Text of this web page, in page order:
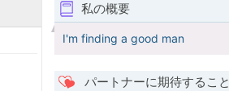
私の概要
I'm finding a good man
パートナーに期待すること